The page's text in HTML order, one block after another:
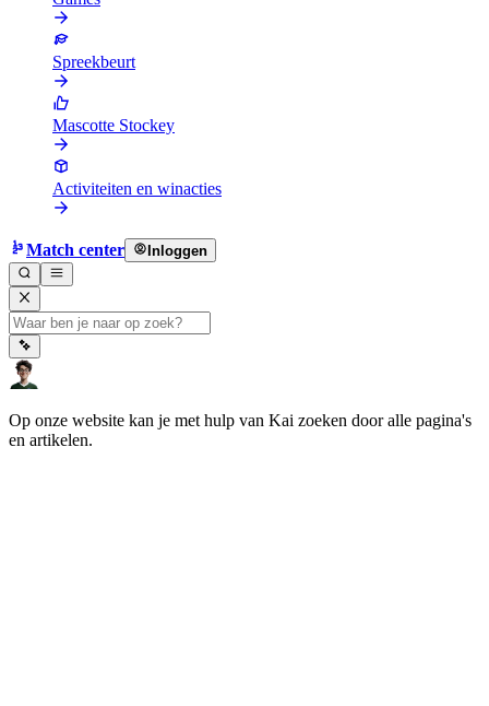
Spreekbeurt
Mascotte Stockey
Activiteiten en winacties
Match center Inloggen
Op onze website kan je met hulp van Kai zoeken door alle pagina's
en artikelen.